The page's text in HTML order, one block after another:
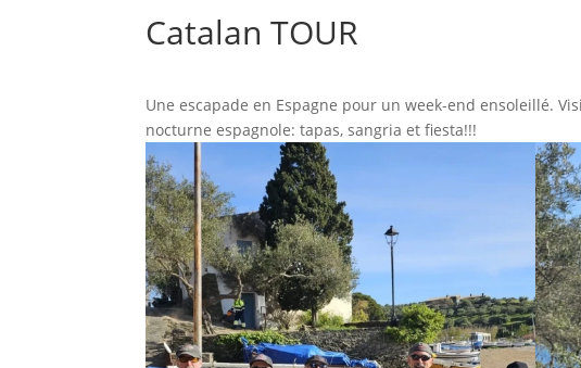
Catalan TOUR
Une escapade en Espagne pour un week-end ensoleillé.
nocturne espagnole: tapas, sangria et fiesta!!!